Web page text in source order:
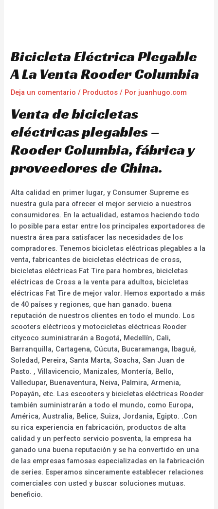
Bicicleta Eléctrica Plegable
A La Venta Rooder Columbia
Deja un comentario / Productos / Por juanhugo.com
Venta de bicicletas
eléctricas plegables –
Rooder Columbia, fábrica y
proveedores de China.
Alta calidad en primer lugar, y Consumer Supreme es
nuestra guía para ofrecer el mejor servicio a nuestros
consumidores. En la actualidad, estamos haciendo todo
lo posible para estar entre los principales exportadores de
nuestra área para satisfacer las necesidades de los
compradores. Tenemos bicicletas eléctricas plegables a la
venta, fabricantes de bicicletas eléctricas de cross,
bicicletas eléctricas Fat Tire para hombres, bicicletas
eléctricas de Cross a la venta para adultos, bicicletas
eléctricas Fat Tire de mejor valor. Hemos exportado a más
de 40 países y regiones, que han ganado. buena
reputación de nuestros clientes en todo el mundo. Los
scooters eléctricos y motocicletas eléctricas Rooder
citycoco suministrarán a Bogotá, Medellín, Cali,
Barranquilla, Cartagena, Cúcuta, Bucaramanga, Ibagué,
Soledad, Pereira, Santa Marta, Soacha, San Juan de
Pasto. , Villavicencio, Manizales, Montería, Bello,
Valledupar, Buenaventura, Neiva, Palmira, Armenia,
Popayán, etc. Las escooters y bicicletas eléctricas Rooder
también suministrarán a todo el mundo, como Europa,
América, Australia, Belice, Suiza, Jordania, Egipto. .Con
su rica experiencia en fabricación, productos de alta
calidad y un perfecto servicio posventa, la empresa ha
ganado una buena reputación y se ha convertido en una
de las empresas famosas especializadas en la fabricación
de series. Esperamos sinceramente establecer relaciones
comerciales con usted y buscar soluciones mutuas.
beneficio.